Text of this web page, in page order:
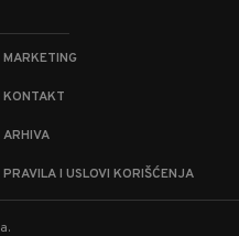
MARKETING
KONTAKT
ARHIVA
PRAVILA I USLOVI KORIŠĆENJA